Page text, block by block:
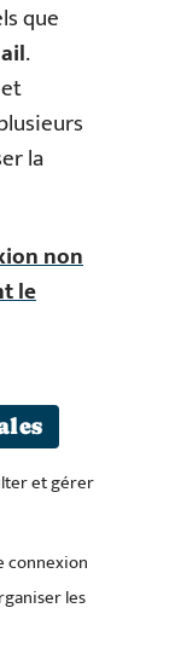
que
.
la
non
le
et gérer
connexion
les